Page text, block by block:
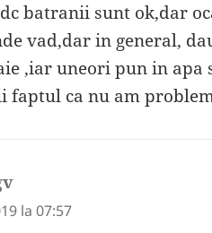
batranii sunt ok,dar
vad,dar in general,
,iar uneori pun in apa
faptul ca nu am
la 07:57